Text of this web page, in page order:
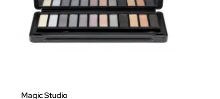
Magic Studio